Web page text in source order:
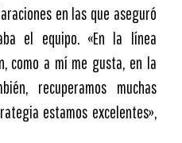
en las que aseguró
el equipo. «En la línea
como a mí me gusta, en la
recuperamos muchas
estamos excelentes»,